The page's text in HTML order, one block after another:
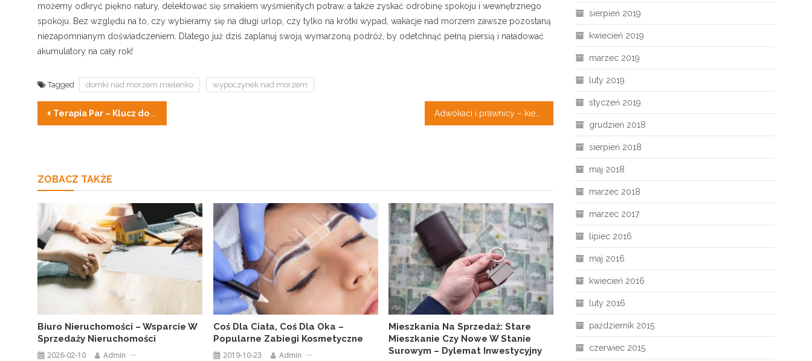
możemy odkryć piękno natury, delektować się smakiem wyśmienitych potraw, a także zyskać odrobinę spokoju i wewnętrznego
spokoju. Bez względu na to, czy wybieramy się na długi urlop, czy tylko na krótki wypad, wakacje nad morzem zawsze pozostaną
niezapomnianym doświadczeniem. Dlatego już dziś zaplanuj swoją wymarzoną podróż, by odetchnąć pełną piersią i naładować
akumulatory na cały rok!
Tagged domki nad morzem mielenko wypoczynek nad morzem
Nawigacja
Terapia Par – Klucz do Harmonii i Silnego Związku Adwokaci i prawnicy – kiedy ich potrzebujemy?
ZOBACZ TAKŻE
Biuro Nieruchomości – Wsparcie W
Sprzedaży Nieruchomości
2026-02-10 Admin
Coś Dla Ciała, Coś Dla Oka –
Popularne Zabiegi Kosmetyczne
2019-10-23 Admin
Mieszkania Na Sprzedaż: Stare
Mieszkanie Czy Nowe W Stanie
Surowym – Dylemat Inwestycyjny
sierpień 2019
kwiecień 2019
marzec 2019
luty 2019
styczeń 2019
grudzień 2018
sierpień 2018
maj 2018
marzec 2018
marzec 2017
lipiec 2016
maj 2016
kwiecień 2016
luty 2016
październik 2015
czerwiec 2015